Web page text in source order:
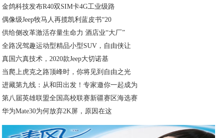
金鸽科技发布R40双SIM卡4G工业级路
偶像级Jeep牧马人再揽凯利蓝皮书“20
供给侧改革激活存量生命力 酒店业“大厂”
全路况驾趣运动型精品小型SUV，自由侠让
真国六真技术，2020款Jeep大切诺基
当爬上虎克之路顶峰时，你将见到自由之光
进藏第九线：从和田出发！专家邀你一起成为
第八届英雄联盟全国高校联赛新疆赛区海选赛
华为Mate30为何放弃2K屏，原因在这